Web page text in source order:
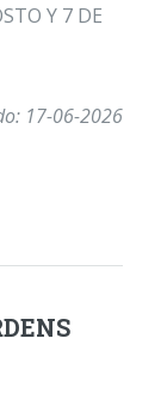
Y 7 DE
17-06-2026